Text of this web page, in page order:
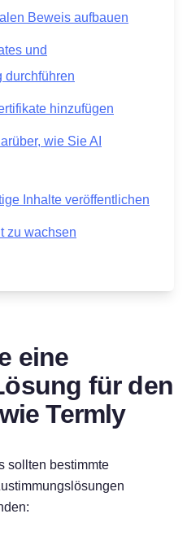
Beweis aufbauen
und
durchführen
hinzufügen
wie Sie AI
Inhalte veröffentlichen
zu wachsen
eine
für den
Termly
sollten bestimmte